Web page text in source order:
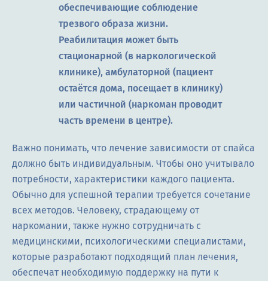
обеспечивающие соблюдение
трезвого образа жизни.
Реабилитация может быть
стационарной (в наркологической
клинике), амбулаторной (пациент
остаётся дома, посещает в клинику)
или частичной (наркоман проводит
часть времени в центре).
Важно понимать, что лечение зависимости от спайса
должно быть индивидуальным. Чтобы оно учитывало
потребности, характеристики каждого пациента.
Обычно для успешной терапии требуется сочетание
всех методов. Человеку, страдающему от
наркомании, также нужно сотрудничать с
медицинскими, психологическими специалистами,
которые разработают подходящий план лечения,
обеспечат необходимую поддержку на пути к